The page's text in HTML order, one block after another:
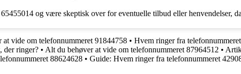
og være skeptisk over for eventuelle tilbud eller henvendelser,
at vide om telefonnummeret 91844758 • Hvem ringer fra
der ringer? • Alt du behøver at vide om telefonnummeret 87964512 •
88624628 • Guide: Hvem ringer fra telefonnummeret